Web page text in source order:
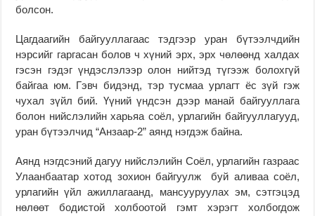
болсон.
Цагдаагийн байгууллагаас тэдгээр уран бүтээлчдийн
нэрсийг гаргасан болов ч хүний эрх, эрх чөлөөнд халдах
гэсэн гэдэг үндэслэлээр олон нийтэд түгээж болохгүй
байгаа юм. Гэвч бидэнд, тэр тусмаа урлагт ёс зүй гэж
чухал зүйл бий. Үүний үндсэн дээр манай байгууллага
болон нийслэлийн харьяа соёл, урлагийн байгууллагууд,
уран бүтээлчид “Анзаар-2” аянд нэгдэж байна.
Аянд нэгдсэний дагуу нийслэлийн Соёл, урлагийн газраас
Улаанбаатар хотод зохион байгуулж буй аливаа соёл,
урлагийн үйл ажиллагаанд, мансууруулах эм, сэтгэцэд
нөлөөт бодистой холбоотой гэмт хэрэгт холбогдож